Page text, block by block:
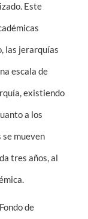
Este
las jerarquías
escala de
existiendo
a los
se mueven
tres años, al
de